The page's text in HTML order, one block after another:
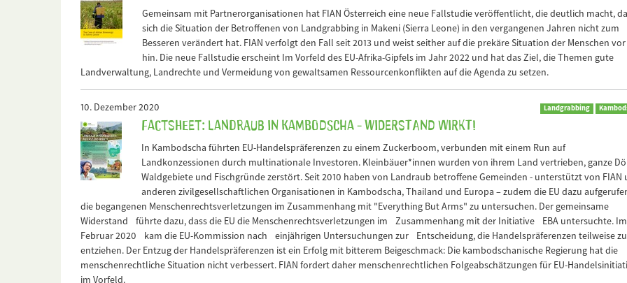
Gemeinsam mit Partnerorganisationen hat FIAN Österreich eine neue Fallstudie veröffentlicht, die deutlich macht,
sich die Situation der Betroffenen von Landgrabbing in Makeni (Sierra Leone) in den vergangenen Jahren nicht zum
Besseren verändert hat. FIAN verfolgt den Fall seit 2013 und weist seither auf die prekäre Situation der Menschen
hin. Die neue Fallstudie erscheint Im Vorfeld des EU-Afrika-Gipfels im Jahr 2022 und hat das Ziel, die Themen gute
Landverwaltung, Landrechte und Vermeidung von gewaltsamen Ressourcenkonflikten auf die Agenda zu setzen.
10. Dezember 2020 Landgrabbing
Factsheet: Landraub in Kambodscha - Widerstand wirkt!
In Kambodscha führten EU-Handelspräferenzen zu einem Zuckerboom, verbunden mit einem Run auf
Landkonzessionen durch multinationale Investoren. Kleinbäuer*innen wurden von ihrem Land vertrieben, ganze
Waldgebiete und Fischgründe zerstört. Seit 2010 haben von Landraub betroffene Gemeinden - unterstützt von FIAN
anderen zivilgesellschaftlichen Organisationen in Kambodscha, Thailand und Europa – zudem die EU dazu
die begangenen Menschenrechtsverletzungen im Zusammenhang mit "Everything But Arms" zu untersuchen. Der gemeinsame
Widerstand führte dazu, dass die EU die Menschenrechtsverletzungen im Zusammenhang mit der Initiative EBA untersuchte. Im
Februar 2020 kam die EU-Kommission nach einjährigen Untersuchungen zur Entscheidung, die Handelspräferenzen teilweise zu
entziehen. Der Entzug der Handelspräferenzen ist ein Erfolg mit bitterem Beigeschmack: Die kambodschanische Regierung hat die
menschenrechtliche Situation nicht verbessert. FIAN fordert daher menschenrechtlichen Folgeabschätzungen für EU-
im Vorfeld.